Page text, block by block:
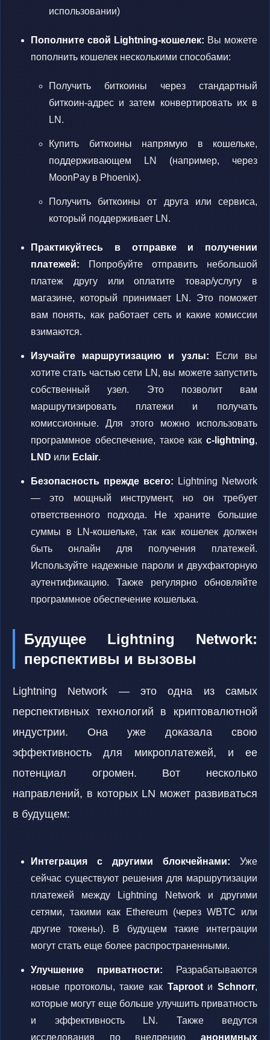
использовании)
Пополните свой Lightning-кошелек: Вы можете
пополнить кошелек несколькими способами:
Получить биткоины через стандартный
биткоин-адрес и затем конвертировать их в
LN.
Купить биткоины напрямую в кошельке,
поддерживающем LN (например, через
MoonPay в Phoenix).
Получить биткоины от друга или сервиса,
который поддерживает LN.
Практикуйтесь в отправке и получении
платежей: Попробуйте отправить небольшой
платеж другу или оплатите товар/услугу в
магазине, который принимает LN. Это поможет
вам понять, как работает сеть и какие комиссии
взимаются.
Изучайте маршрутизацию и узлы: Если вы
хотите стать частью сети LN, вы можете запустить
собственный узел. Это позволит вам
маршрутизировать платежи и получать
комиссионные. Для этого можно использовать
программное обеспечение, такое как c-lightning,
LND или Eclair.
Безопасность прежде всего: Lightning Network
— это мощный инструмент, но он требует
ответственного подхода. Не храните большие
суммы в LN-кошельке, так как кошелек должен
быть онлайн для получения платежей.
Используйте надежные пароли и двухфакторную
аутентификацию. Также регулярно обновляйте
программное обеспечение кошелька.
Будущее Lightning Network:
перспективы и вызовы
Lightning Network — это одна из самых
перспективных технологий в криптовалютной
индустрии. Она уже доказала свою
эффективность для микроплатежей, и ее
потенциал огромен. Вот несколько
направлений, в которых LN может развиваться
в будущем:
Интеграция с другими блокчейнами: Уже
сейчас существуют решения для маршрутизации
платежей между Lightning Network и другими
сетями, такими как Ethereum (через WBTC или
другие токены). В будущем такие интеграции
могут стать еще более распространенными.
Улучшение приватности: Разрабатываются
новые протоколы, такие как TaprootиSchnorr,
которые могут еще больше улучшить приватность
и эффективность LN. Также ведутся
исследования по внедрению анонимных